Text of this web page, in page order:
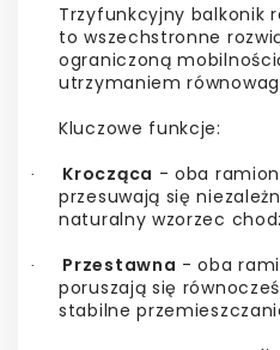
Trzyfunkcyjny balkonik
to wszechstronne
ograniczoną
utrzymaniem
Kluczowe funkcje:
· Krocząca - oba
przesuwają się
naturalny wzorzec
· Przestawna - oba
poruszają się
stabilne